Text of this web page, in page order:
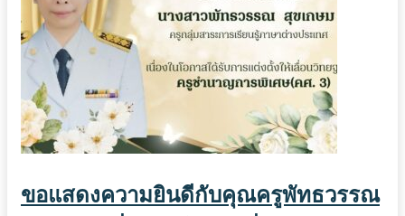
ขอแสดงความยินดีกับคุณครูพัทธวรรณ